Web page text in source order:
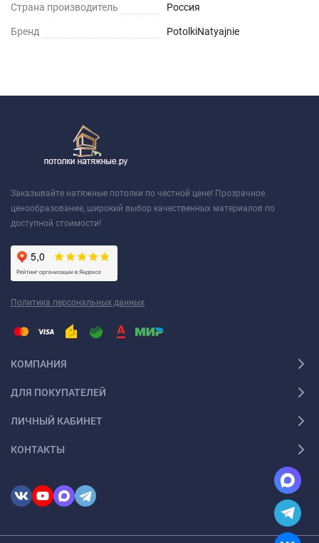
Страна производитель Россия
Бренд PotolkiNatyajnie
Заказывайте натяжные потолки по честной цене! Прозрачное
ценообразование, широкий выбор качественных материалов по
доступной стоимости!
Политика персональных данных
КОМПАНИЯ
ДЛЯ ПОКУПАТЕЛЕЙ
ЛИЧНЫЙ КАБИНЕТ
КОНТАКТЫ